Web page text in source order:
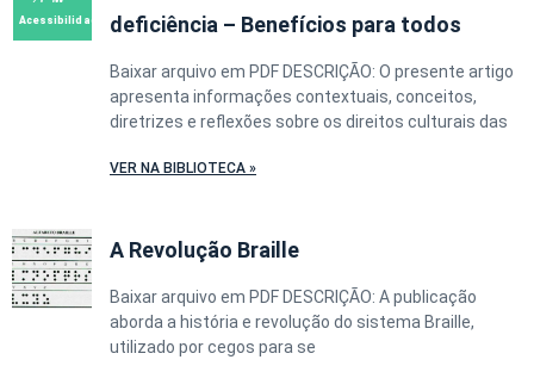
deficiência – Benefícios para todos
Baixar arquivo em PDF DESCRIÇÃO: O presente artigo
apresenta informações contextuais, conceitos,
diretrizes e reflexões sobre os direitos culturais das
VER NA BIBLIOTECA »
A Revolução Braille
Baixar arquivo em PDF DESCRIÇÃO: A publicação
aborda a história e revolução do sistema Braille,
utilizado por cegos para se